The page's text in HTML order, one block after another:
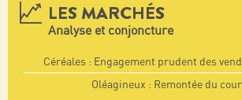
LES MARCHÉS
Analyse et conjoncture
Céréales : Engagement prudent des
Oléagineux : Remontée du